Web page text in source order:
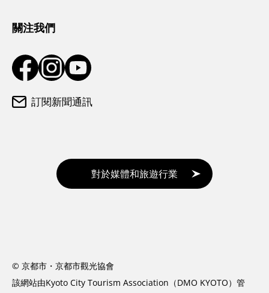
關注我們
訂閱新聞通訊
對於媒體和旅遊行業
© 京都市・京都市觀光協會
該網站由Kyoto City Tourism Association（DMO KYOTO）管